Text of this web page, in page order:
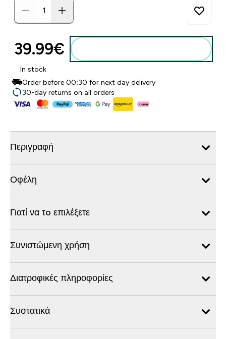
39.99€‎
In stock
Order before 00:30 for next day delivery
30-day returns on all orders
Περιγραφή
Οφέλη
Γιατί να τo επιλέξετε
Συνιστώμενη χρήση
Διατροφικές πληροφορίες
Συστατικά